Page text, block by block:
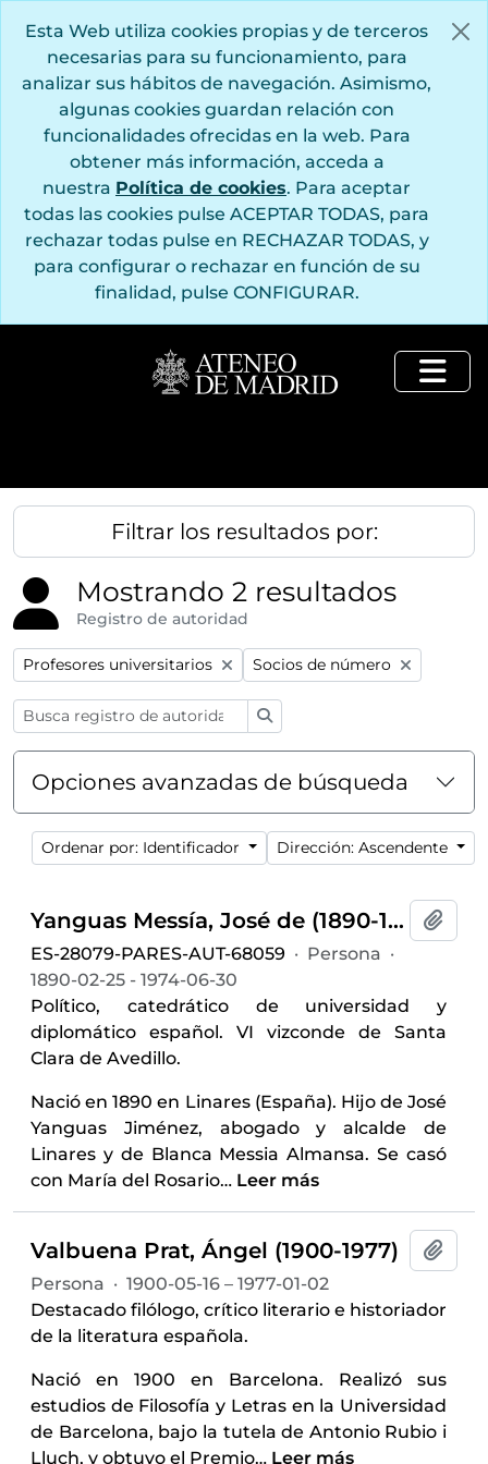
Esta Web utiliza cookies propias y de terceros
necesarias para su funcionamiento, para
analizar sus hábitos de navegación. Asimismo,
algunas cookies guardan relación con
funcionalidades ofrecidas en la web. Para
obtener más información, acceda a
nuestra Política de cookies. Para aceptar
todas las cookies pulse ACEPTAR TODAS, para
rechazar todas pulse en RECHAZAR TODAS, y
para configurar o rechazar en función de su
finalidad, pulse CONFIGURAR.
Filtrar los resultados por:
Mostrando 2 resultados
Registro de autoridad
Remove filter:
Profesores universitarios Remove filter:
Socios de número
Opciones avanzadas de búsqueda
Ordenar por: Identificador Dirección: Ascendente
Yanguas Messía, José de (1890-1974)
ES-28079-PARES-AUT-68059 · Persona ·
1890-02-25 - 1974-06-30
Político, catedrático de universidad y
diplomático español. VI vizconde de Santa
Clara de Avedillo.
Nació en 1890 en Linares (España). Hijo de José
Yanguas Jiménez, abogado y alcalde de
Linares y de Blanca Messia Almansa. Se casó
con María del Rosario… Leer más
Valbuena Prat, Ángel (1900-1977)
Persona · 1900-05-16 – 1977-01-02
Destacado filólogo, crítico literario e historiador
de la literatura española.
Nació en 1900 en Barcelona. Realizó sus
estudios de Filosofía y Letras en la Universidad
de Barcelona, bajo la tutela de Antonio Rubio i
Lluch, y obtuvo el Premio… Leer más